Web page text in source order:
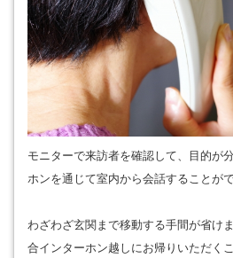
モニターで来訪者を確認して、目的が
ホンを通じて室内から会話することがで
わざわざ玄関まで移動する手間が省け
合インターホン越しにお帰りいただく